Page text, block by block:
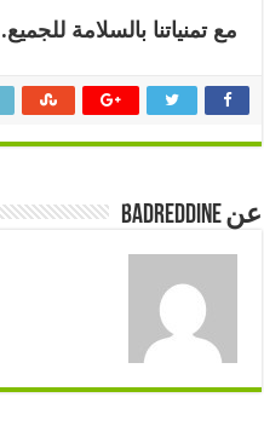
مع تمنياتنا بالسلامة للجميع.
عن badreddine